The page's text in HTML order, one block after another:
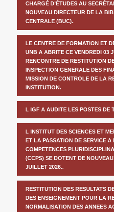
CHARGÉ D’ÉTUDES AU
NOUVEAU DIRECTEUR DE LA
CENTRALE (BUC).
LE CENTRE DE FORMATION ET
UNB A ABRITE CE VENDREDI 03
RENCONTRE DE RESTITUTION
INSPECTION GENERALE DES
MISSION DE CONTROLE DE LA
INSTITUTION.
L IGF A AUDITE LES POSTES DE
L INSTITUT DES SCIENCES ET
ET LA PASSATION DE SERVICE
COMPETENCES
(CCPS) SE DOTENT DE
JUILLET 2026..
RESTITUTION DES RESULTATS
DES ENSEIGNEMENT POUR LA
NORMALISATION DES ANNEES